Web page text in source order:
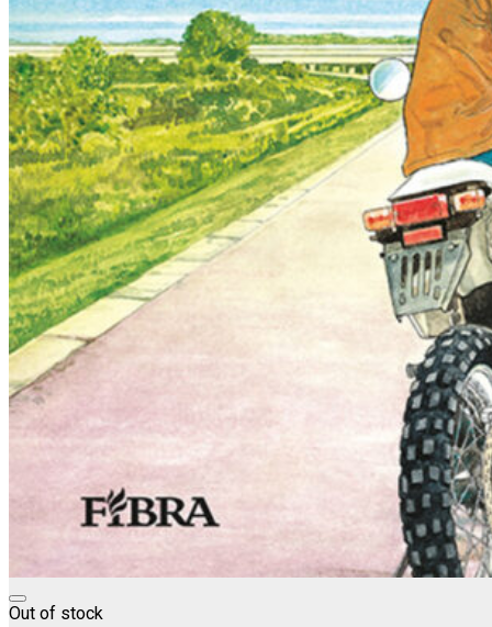
Out of stock